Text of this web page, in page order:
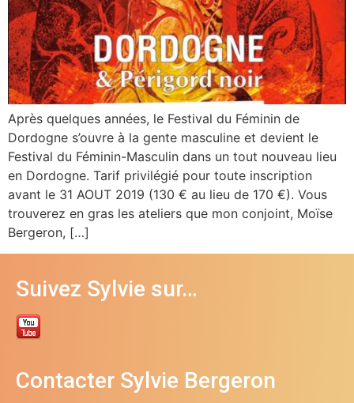
Après quelques années, le Festival du Féminin de
Dordogne s’ouvre à la gente masculine et devient le
Festival du Féminin-Masculin dans un tout nouveau lieu
en Dordogne. Tarif privilégié pour toute inscription
avant le 31 AOUT 2019 (130 € au lieu de 170 €). Vous
trouverez en gras les ateliers que mon conjoint, Moïse
Bergeron, […]
Suivez Sylvie sur…
Contacter Sylvie Bergeron